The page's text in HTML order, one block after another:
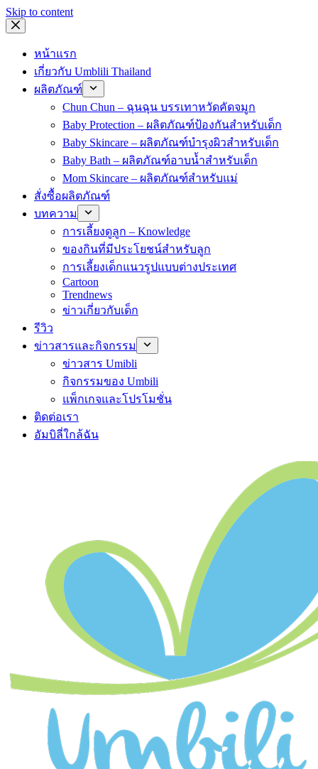
Skip to content
หน้าแรก
เกี่ยวกับ Umblili Thailand
ผลิตภัณฑ์
Chun Chun – ฉุนฉุน บรรเทาหวัดคัดจมูก
Baby Protection – ผลิตภัณฑ์ป้องกันสำหรับเด็ก
Baby Skincare – ผลิตภัณฑ์บำรุงผิวสำหรับเด็ก
Baby Bath – ผลิตภัณฑ์อาบน้ำสำหรับเด็ก
Mom Skincare – ผลิตภัณฑ์สำหรับแม่
สั่งซื้อผลิตภัณฑ์
บทความ
การเลี้ยงดูลูก – Knowledge
ของกินที่มีประโยชน์สำหรับลูก
การเลี้ยงเด็กแนวรูปแบบต่างประเทศ
Cartoon
Trendnews
ข่าวเกี่ยวกับเด็ก
รีวิว
ข่าวสารและกิจกรรม
ข่าวสาร Umibli
กิจกรรมของ Umbili
แพ็กเกจและโปรโมชั่น
ติดต่อเรา
อัมบิลี่ใกล้ฉัน